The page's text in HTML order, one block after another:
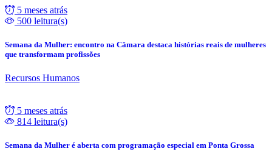
5 meses atrás
500 leitura(s)
Semana da Mulher: encontro na Câmara destaca histórias reais de mulheres
que transformam profissões
Recursos Humanos
5 meses atrás
814 leitura(s)
Semana da Mulher é aberta com programação especial em Ponta Grossa